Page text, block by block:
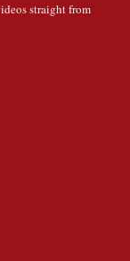
straight from